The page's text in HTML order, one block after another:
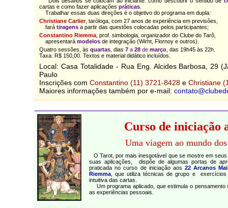
cartas e como fazer aplicações práticas
Trabalhar essas duas direções é o objetivo do programa em dupla:
Christiane Carlier, taróloga, com 27 anos de experiência em previsões,
fará tiragens a partir das questões colocadas pelos participantes;
Constantino Riemma , prof. simbologia, organizador do Clube do Tarô,
apresentará modelos de integração (Wirht, Flornoy e outros).
Quatro sessões, às quartas , dias 7 a 28 de março , das 19h45 às 22h.
Taxa: R$ 150,00. Textos e material didático incluídos.
Local: Casa Totalidade - Rua Eng. Alcides Barbosa, 29
Paulo
Inscrições com Constantino (11) 3721-8428 e Christiane
Maiores informações também por e-mail:
Curso de iniciação
Uma viagem ao mundo
O Tarot, por mais inesgotável que se mostre em
suas aplicações, dispõe de algumas portas de
praticada no curso de iniciação aos22 Arcanos
Riemma , que utiliza técnicas de grupo e
intuitiva das cartas.
Um programa aplicado, que estimula o pensamento
as experiências pessoais.